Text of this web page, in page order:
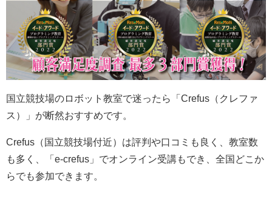
国立競技場のロボット教室で迷ったら「Crefus（クレファ
ス）」が断然おすすめです。
Crefus（国立競技場付近）は評判や口コミも良く、教室数
も多く、「e-crefus」でオンライン受講もでき、全国どこか
らでも参加できます。